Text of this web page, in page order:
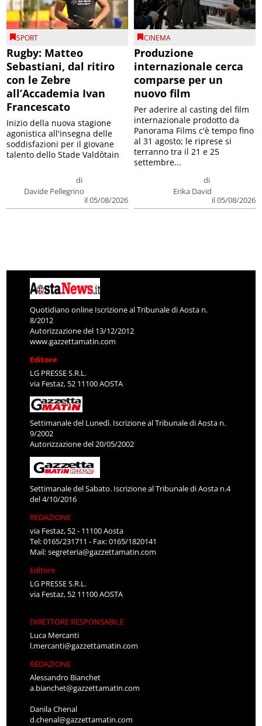
SPORT
Rugby: Matteo
Sebastiani, dal ritiro
con le Zebre
all’Accademia Ivan
Francescato
di
Davide Pellegrino
il 05/08/2026
Inizio della nuova stagione
agonistica all'insegna delle
soddisfazioni per il giovane
talento dello Stade Valdôtain
CINEMA
Produzione
internazionale cerca
comparse per un
nuovo film
di
Erika David
il 05/08/2026
Per aderire al casting del film
internazionale prodotto da
Panorama Films c'è tempo fino
al 31 agosto; le riprese si
terranno tra il 21 e 25
settembre...
Quotidiano online Iscrizione al Tribunale di Aosta n.
8/2012
Autorizzazione del 13/12/2012
www.gazzettamatin.com
Editore
LG PRESSE S.R.L.
via Festaz, 52 11100 AOSTA
Settimanale del Lunedì. Iscrizione al Tribunale di Aosta n.
9/2002
Autorizzazione del 20/05/2002
Settimanale del Sabato. Iscrizione al Tribunale di Aosta n.4
del 4/10/2016
REDAZIONE
via Festaz, 52 - 11100 Aosta
Tel: 0165/231711 - Fax: 0165/1820141
Mail:segreteria@gazzettamatin.com
Editore
LG PRESSE S.R.L.
via Festaz, 52 11100 AOSTA
DIRETTORE RESPONSABILE
Luca Mercanti
l.mercanti@gazzettamatin.com
REDAZIONE
Alessandro Bianchet
a.bianchet@gazzettamatin.com
Danila Chenal
d.chenal@gazzettamatin.com